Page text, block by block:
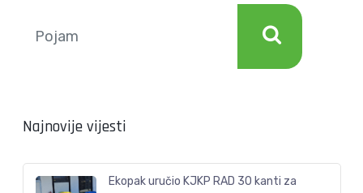
Najnovije vijesti
Ekopak uručio KJKP RAD 30 kanti za